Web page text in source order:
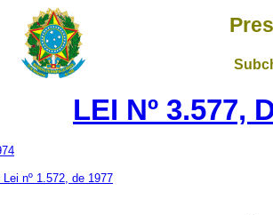
LEI Nº 3.577,
nº 1.572, de 1977